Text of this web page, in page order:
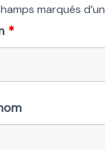
marqués d’un
*